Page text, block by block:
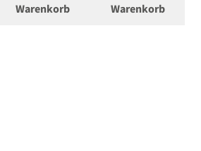
Warenkorb
Warenkorb